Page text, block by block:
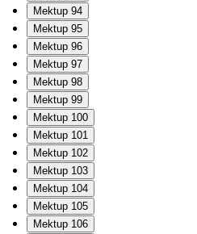
Mektup 94
Mektup 95
Mektup 96
Mektup 97
Mektup 98
Mektup 99
Mektup 100
Mektup 101
Mektup 102
Mektup 103
Mektup 104
Mektup 105
Mektup 106